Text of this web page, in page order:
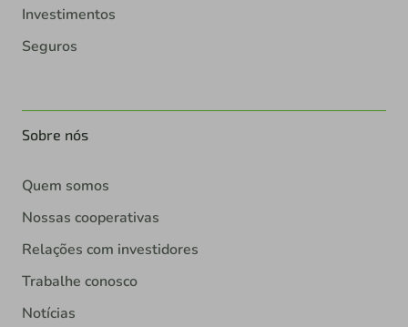
Investimentos
Seguros
Sobre nós
Quem somos
Nossas cooperativas
Relações com investidores
Trabalhe conosco
Notícias